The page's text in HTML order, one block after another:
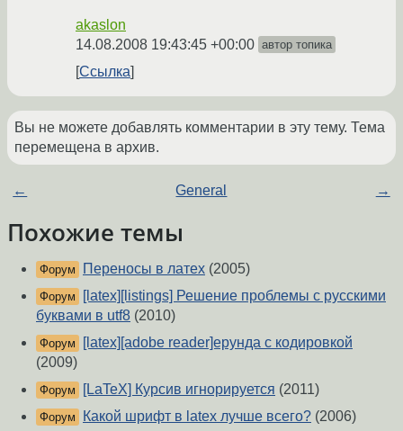
akaslon
14.08.2008 19:43:45 +00:00 автор топика
Ссылка
Вы не можете добавлять комментарии в эту тему. Тема
перемещена в архив.
← General →
Похожие темы
Форум Переносы в латех (2005)
Форум
[latex][listings] Решение проблемы с русскими
буквами в utf8 (2010)
Форум
[latex][adobe reader]ерунда с кодировкой
(2009)
Форум [LaTeX] Курсив игнорируется (2011)
Форум Какой шрифт в latex лучше всего? (2006)